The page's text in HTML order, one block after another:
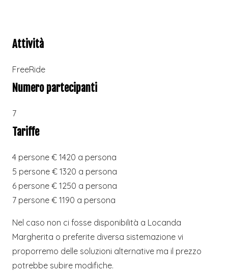
Attività
FreeRide
Numero partecipanti
7
Tariffe
4 persone € 1420 a persona
5 persone € 1320 a persona
6 persone € 1250 a persona
7 persone € 1190 a persona
Nel caso non ci fosse disponibilità a Locanda
Margherita o preferite diversa sistemazione vi
proporremo delle soluzioni alternative ma il prezzo
potrebbe subire modifiche.